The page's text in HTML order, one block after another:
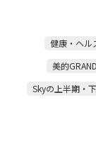
健康・ヘル
美的GRAND
Skyの上半期・